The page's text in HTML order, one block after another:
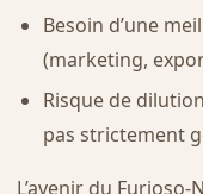
Besoin d’une
(marketing,
Risque de
pas strictement
L’avenir du